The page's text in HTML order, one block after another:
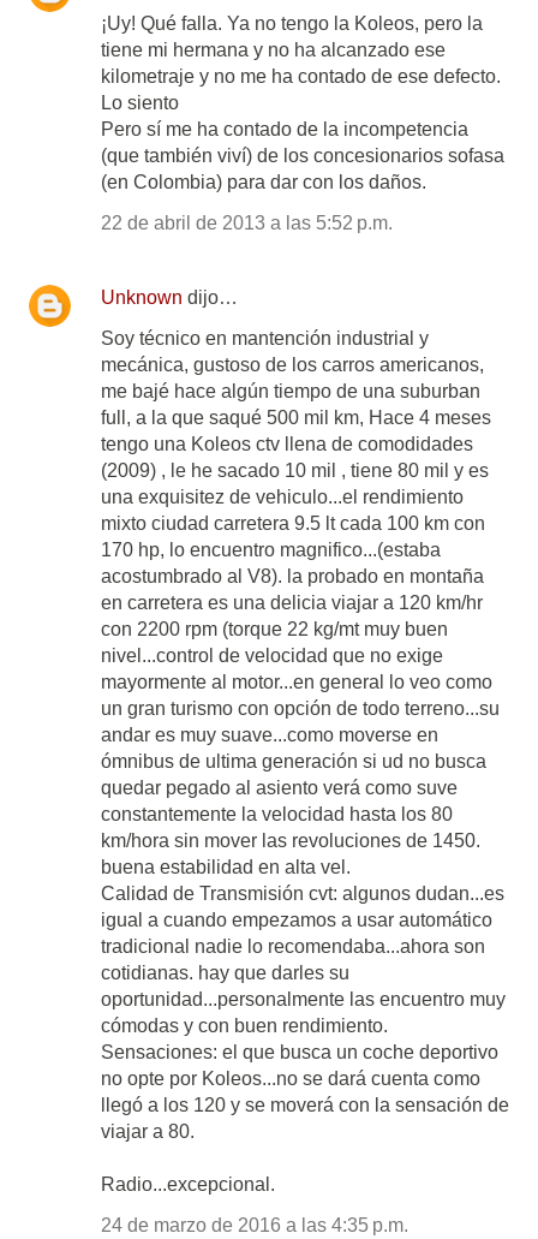
¡Uy! Qué falla. Ya no tengo la Koleos, pero la
tiene mi hermana y no ha alcanzado ese
kilometraje y no me ha contado de ese defecto.
Lo siento
Pero sí me ha contado de la incompetencia
(que también viví) de los concesionarios sofasa
(en Colombia) para dar con los daños.
22 de abril de 2013 a las 5:52 p.m.
Unknown dijo…
Soy técnico en mantención industrial y
mecánica, gustoso de los carros americanos,
me bajé hace algún tiempo de una suburban
full, a la que saqué 500 mil km, Hace 4 meses
tengo una Koleos ctv llena de comodidades
(2009) , le he sacado 10 mil , tiene 80 mil y es
una exquisitez de vehiculo...el rendimiento
mixto ciudad carretera 9.5 lt cada 100 km con
170 hp, lo encuentro magnifico...(estaba
acostumbrado al V8). la probado en montaña
en carretera es una delicia viajar a 120 km/hr
con 2200 rpm (torque 22 kg/mt muy buen
nivel...control de velocidad que no exige
mayormente al motor...en general lo veo como
un gran turismo con opción de todo terreno...su
andar es muy suave...como moverse en
ómnibus de ultima generación si ud no busca
quedar pegado al asiento verá como suve
constantemente la velocidad hasta los 80
km/hora sin mover las revoluciones de 1450.
buena estabilidad en alta vel.
Calidad de Transmisión cvt: algunos dudan...es
igual a cuando empezamos a usar automático
tradicional nadie lo recomendaba...ahora son
cotidianas. hay que darles su
oportunidad...personalmente las encuentro muy
cómodas y con buen rendimiento.
Sensaciones: el que busca un coche deportivo
no opte por Koleos...no se dará cuenta como
llegó a los 120 y se moverá con la sensación de
viajar a 80.
Radio...excepcional.
24 de marzo de 2016 a las 4:35 p.m.